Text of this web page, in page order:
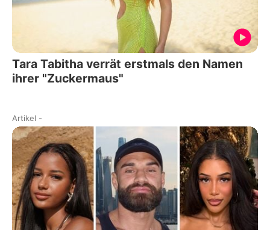
Tara Tabitha verrät erstmals den Namen
ihrer "Zuckermaus"
Artikel -